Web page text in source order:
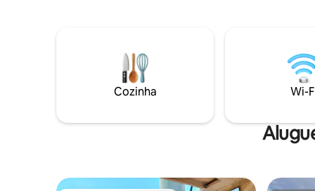
deve saber • Acomodações em barcos
atracados (não navegáveis durante a
estadia) • Não adequado para
bebês/animais de estimação não
Cozinha Wi-